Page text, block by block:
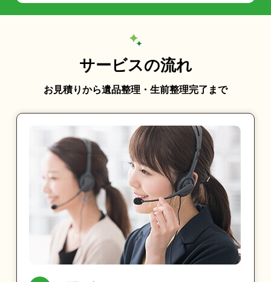
サービスの流れ
お見積りから遺品整理・生前整理完了まで